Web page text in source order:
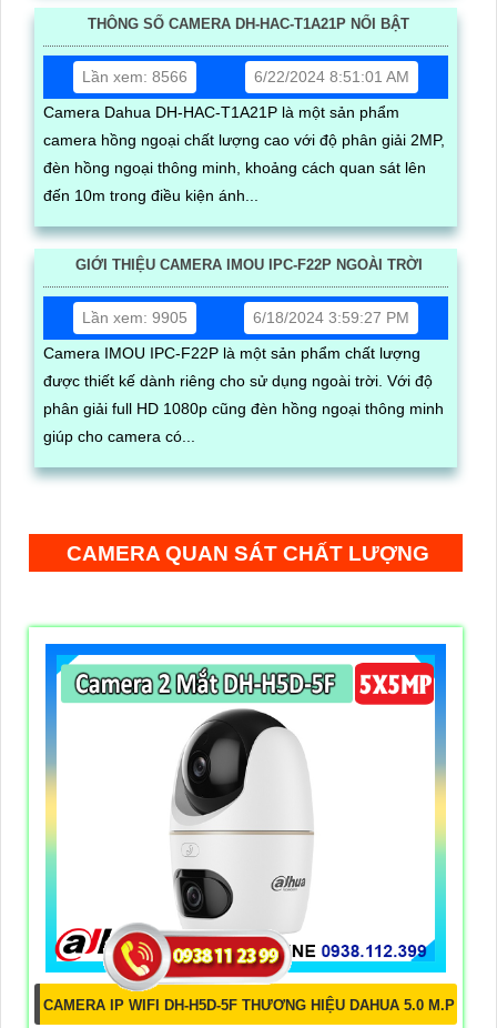
xem qua bài viết dưới đây nhe·
THÔNG SỐ CAMERA DH-HAC-T1A21P NỔI BẬT
Lần xem: 8566
6/22/2024 8:51:01 AM
Camera Dahua DH-HAC-T1A21P là một sản phẩm
camera hồng ngoại chất lượng cao với độ phân giải 2MP,
đèn hồng ngoại thông minh, khoảng cách quan sát lên
đến 10m trong điều kiện ánh...
GIỚI THIỆU CAMERA IMOU IPC-F22P NGOÀI TRỜI
Lần xem: 9905
6/18/2024 3:59:27 PM
Camera IMOU IPC-F22P là một sản phẩm chất lượng
được thiết kế dành riêng cho sử dụng ngoài trời. Với độ
phân giải full HD 1080p cũng đèn hồng ngoại thông minh
giúp cho camera có...
CAMERA QUAN SÁT CHẤT LƯỢNG
CAMERA IP WIFI DH-H5D-5F THƯƠNG HIỆU DAHUA 5.0 M.P